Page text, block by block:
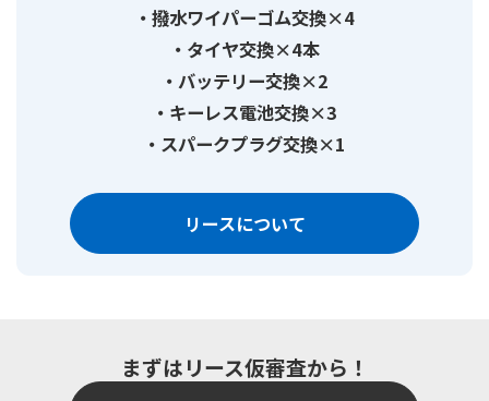
撥水ワイパーゴム交換×4
タイヤ交換×4本
バッテリー交換×2
キーレス電池交換×3
スパークプラグ交換×1
リースについて
まずはリース仮審査から！